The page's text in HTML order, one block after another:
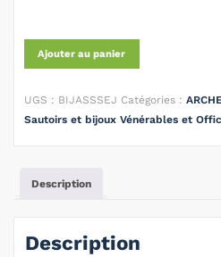
Ajouter au panier
UGS : BIJASSSEJ Catégories :
Sautoirs et bijoux Vénérables et
Description
Description